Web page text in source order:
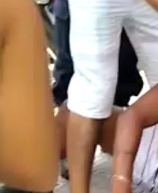
a integrar Comitê
de Segurança
para fortalecer ações em